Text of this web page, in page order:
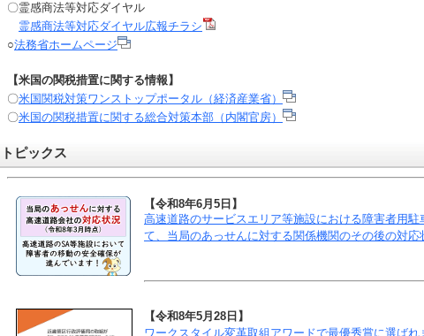
〇霊感商法等対応ダイヤル
霊感商法等対応ダイヤル広報チラシ
○法務省ホームページ
【米国の関税措置に関する情報】
〇米国関税対策ワンストップポータル（経済産業省）
〇米国の関税措置に関する総合対策本部（内閣官房）
トピックス
【令和8年6月5日】
高速道路のサービスエリア等施設における障害者用
て、当局のあっせんに対する関係機関のその後の対応
【令和8年5月28日】
ワークスタイル変革取組アワードで最優秀賞に選ばれ